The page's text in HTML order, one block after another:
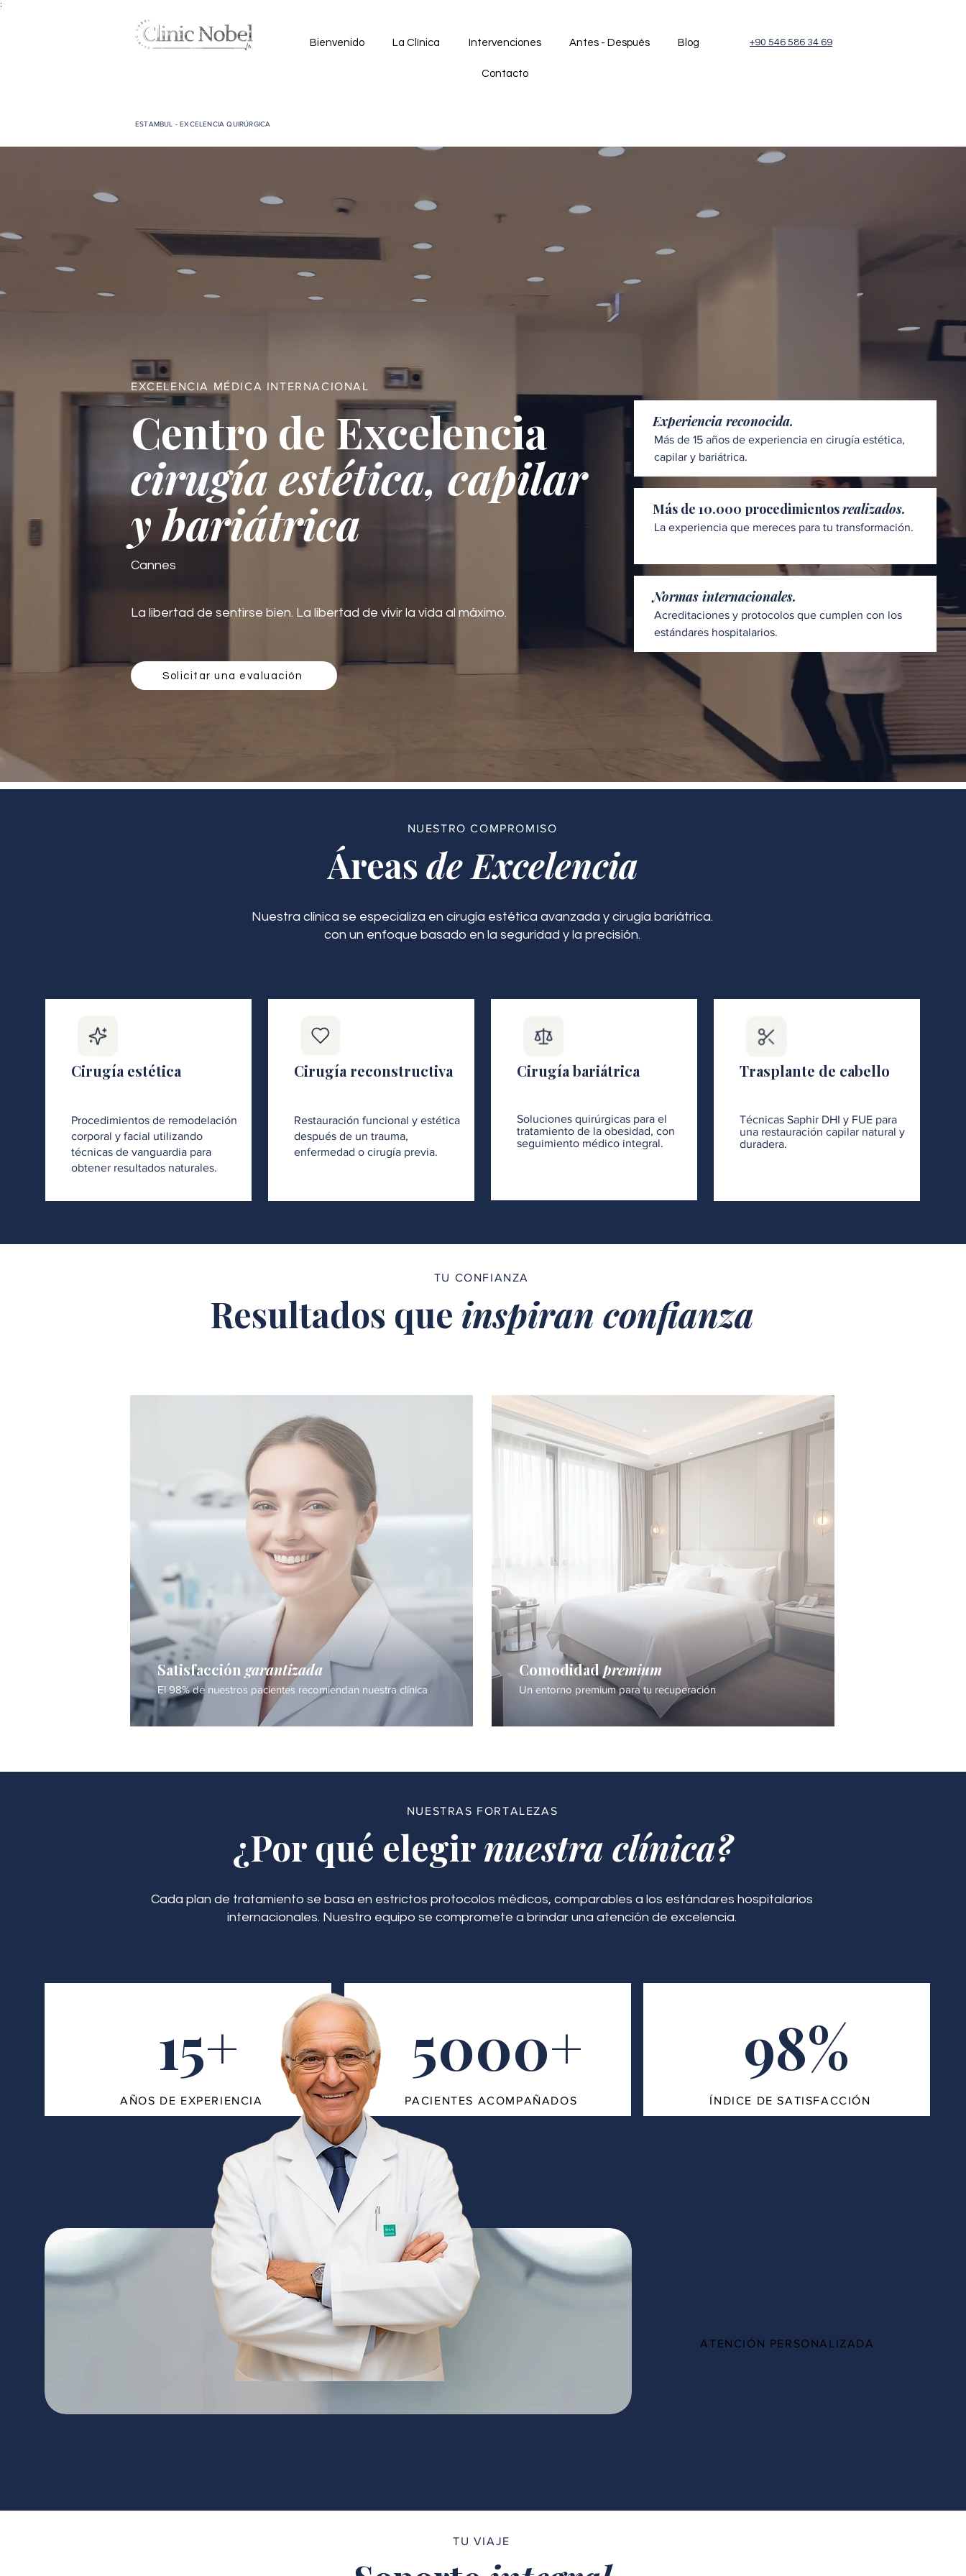
;
Bienvenido La Clínica Intervenciones Antes - Después Blog
Contacto
ESTAMBUL - EXCELENCIA QUIRÚRGICA
+90 546 586 34 69
EXCELENCIA MÉDICA INTERNACIONAL
Centro de Excelencia
cirugía estética, capilar
y bariátrica
Cannes
La libertad de sentirse bien. La libertad de vivir la vida al máximo.
Experiencia reconocida.
Más de 15 años de experiencia en cirugía estética,
capilar y bariátrica.
Más de 10.000 procedimientosrealizados.
La experiencia que mereces para tu transformación.
Normas internacionales.
Acreditaciones y protocolos que cumplen con los
estándares hospitalarios.
Solicitar una evaluación
NUESTRO COMPROMISO
Áreasde Excelencia
Nuestra clínica se especializa en cirugía estética avanzada y cirugía bariátrica.
con un enfoque basado en la seguridad y la precisión.
Cirugía estética
Procedimientos de remodelación
corporal y facial utilizando
técnicas de vanguardia para
obtener resultados naturales.
Cirugía reconstructiva
Restauración funcional y estética
después de un trauma,
enfermedad o cirugía previa.
Cirugía bariátrica
Soluciones quirúrgicas para el
tratamiento de la obesidad, con
seguimiento médico integral.
Trasplante de cabello
Técnicas Saphir DHI y FUE para
una restauración capilar natural y
duradera.
TU CONFIANZA
Resultados que inspiran confianza
Satisfacción garantizada
El 98% de nuestros pacientes recomiendan nuestra clínica
Comodidad premium
Un entorno premium para tu recuperación
NUESTRAS FORTALEZAS
¿Por qué elegirnuestra clínica?
Cada plan de tratamiento se basa en estrictos protocolos médicos, comparables a los estándares hospitalarios
internacionales. Nuestro equipo se compromete a brindar una atención de excelencia.
15+
AÑOS DE EXPERIENCIA
5000+
PACIENTES ACOMPAÑADOS
98%
ÍNDICE DE SATISFACCIÓN
ATENCIÓN PERSONALIZADA
TU VIAJE